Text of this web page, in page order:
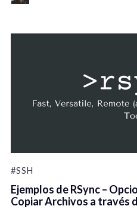
#SSH
Ejemplos de RSync –
Copiar Archivos a través